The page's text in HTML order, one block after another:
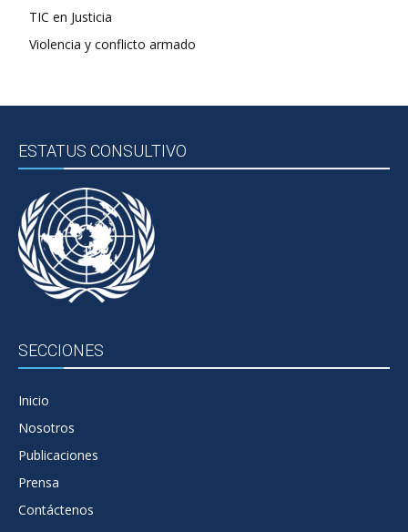
TIC en Justicia
Violencia y conflicto armado
ESTATUS CONSULTIVO
SECCIONES
Inicio
Nosotros
Publicaciones
Prensa
Contáctenos